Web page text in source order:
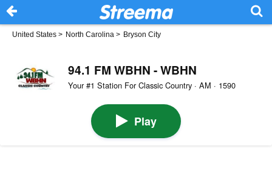
United States > North Carolina > Bryson City
94.1 FM WBHN - WBHN
Your #1 Station For Classic Country · AM · 1590
Play